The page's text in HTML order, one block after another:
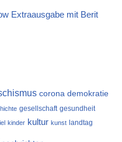
Extraausgabe mit Berit
corona demokratie
gesellschaft gesundheit
kinder kultur kunst landtag